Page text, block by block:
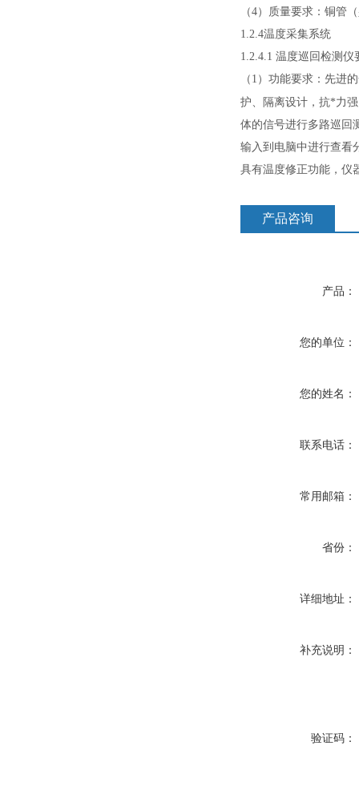
（4）质量要求：铜管
1.2.4温度采集系统
1.2.4.1 温度巡回检测仪
（ 1 ）功能要求：先进
护、隔离设计，抗*力
体的信号进行多路巡回
输入到电脑中进行查看
具有温度修正功能，仪
产品咨询
产品：
您的单位：
您的姓名：
联系电话：
常用邮箱：
省份：
详细地址：
补充说明：
验证码：